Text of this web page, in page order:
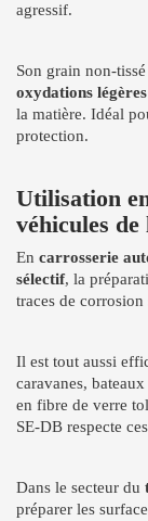
agressif.
Son grain non-
oxydations
la matière. Idéal
protection.
Utilisation
véhicules
En carrosserie
sélectif, la
traces de
Il est tout aussi
caravanes,
en fibre de verre
SE-DB respecte
Dans le secteur du
préparer les